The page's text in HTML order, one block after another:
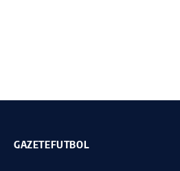
GAZETEFUTBOL